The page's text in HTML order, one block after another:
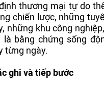
thương mại tự do
chiến lược, những
những khu công
là bằng chứng sống
từng ngày.
ghi và tiếp bước